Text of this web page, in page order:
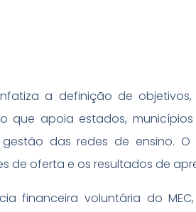
a definição de
que apoia estados,
das redes de ensino.
de oferta e os resultados de
financeira voluntária do